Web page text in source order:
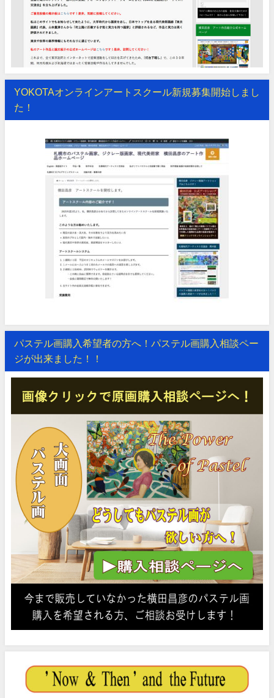
YOKOTAオンラインアートスクール新規募集開始しまし
た！
パステル画購入希望者の方へ！パステル画購入相談ペー
ジが出来ました！！